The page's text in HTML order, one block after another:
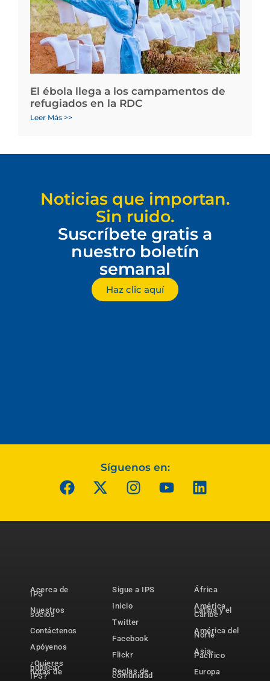
El ébola llega a los campamentos de
refugiados en la RDC
Leer Más >>
Noticias que importan.
Sin ruido.
Suscríbete gratis a
nuestro boletín
semanal
Haz clic aquí
Síguenos en:
Acerca de
IPS
Nuestros
socios
Contáctenos
Apóyenos
¿Quieres
publicar
notas de
IPS?
Sigue a IPS
Inicio
Twitter
Facebook
Flickr
Reglas de
comunidad
África
América
Latina y el
Caribe
América del
Norte
Asia-
Pacífico
Europa